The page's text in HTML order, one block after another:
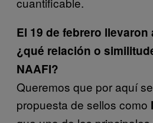
El 19 de febrero llevaron
¿qué relación o
NAAFI?
Queremos que por aquí
propuesta de sellos como